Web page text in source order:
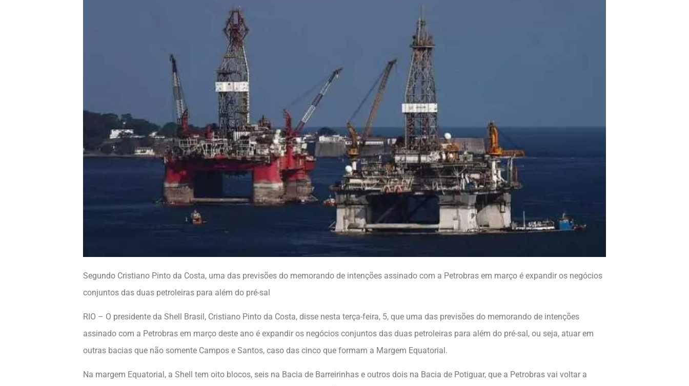
Segundo Cristiano Pinto da Costa, uma das previsões do memorando de intenções assinado com a Petrobras em março é expandir os negócios
conjuntos das duas petroleiras para além do pré-sal
RIO – O presidente da Shell Brasil, Cristiano Pinto da Costa, disse nesta terça-feira, 5, que uma das previsões do memorando de intenções
assinado com a Petrobras em março deste ano é expandir os negócios conjuntos das duas petroleiras para além do pré-sal, ou seja, atuar em
outras bacias que não somente Campos e Santos, caso das cinco que formam a Margem Equatorial.
Na margem Equatorial, a Shell tem oito blocos, seis na Bacia de Barreirinhas e outros dois na Bacia de Potiguar, que a Petrobras vai voltar a